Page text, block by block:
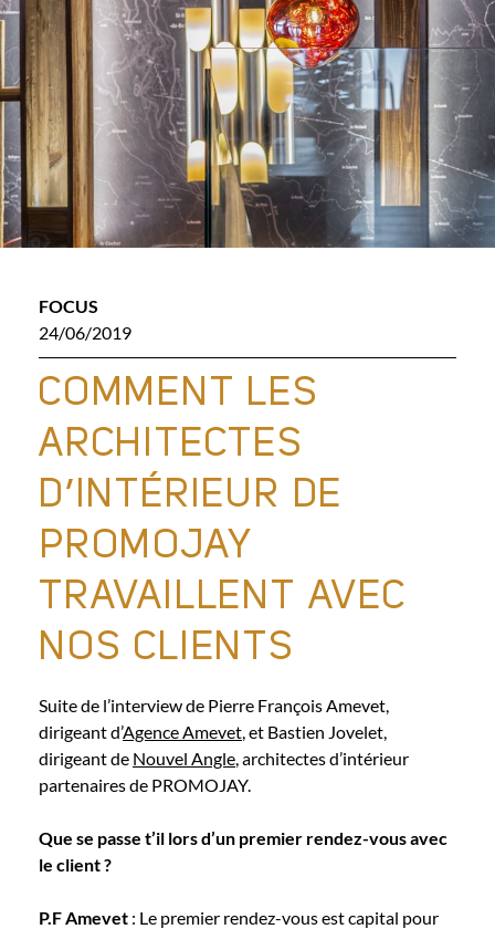
FOCUS
24/06/2019
COMMENT LES
ARCHITECTES
D’INTÉRIEUR DE
PROMOJAY
TRAVAILLENT AVEC
NOS CLIENTS
Suite de l’interview de Pierre François Amevet,
dirigeant d’Agence Amevet , et Bastien Jovelet,
dirigeant de Nouvel Angle , architectes d’intérieur
partenaires de PROMOJAY.
Que se passe t’il lors d’un premier rendez-vous avec
le client ?
P.F Amevet : Le premier rendez-vous est capital pour